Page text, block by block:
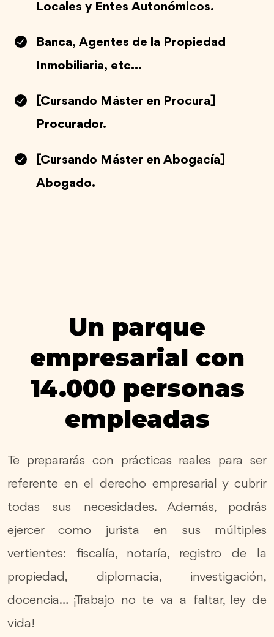
Locales y Entes Autonómicos.
Banca, Agentes de la Propiedad
Inmobiliaria, etc...
[Cursando Máster en Procura]
Procurador.
[Cursando Máster en Abogacía]
Abogado.
Un parque
empresarial con
14.000 personas
empleadas
Te prepararás con prácticas reales para ser
referente en el derecho empresarial y cubrir
todas sus necesidades. Además, podrás
ejercer como jurista en sus múltiples
vertientes: fiscalía, notaría, registro de la
propiedad, diplomacia, investigación,
docencia… ¡Trabajo no te va a faltar, ley de
vida!